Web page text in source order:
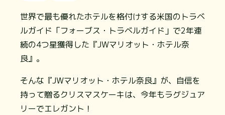
世界で最も優れたホテルを格付けする米国のトラベ
ルガイド「フォーブス・トラベルガイド」で2年連
続の4つ星獲得した『JWマリオット・ホテル奈
良』。
そんな『JWマリオット・ホテル奈良』が、自信を
持って贈るクリスマスケーキは、今年もラグジュア
リーでエレガント！